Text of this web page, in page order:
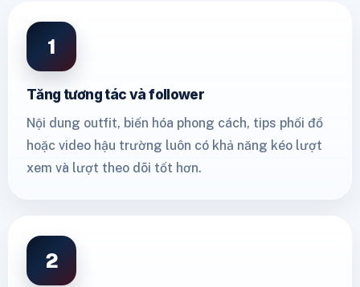
1
Tăng tương tác và follower
Nội dung outfit, biến hóa phong cách, tips phối đồ
hoặc video hậu trường luôn có khả năng kéo lượt
xem và lượt theo dõi tốt hơn.
2